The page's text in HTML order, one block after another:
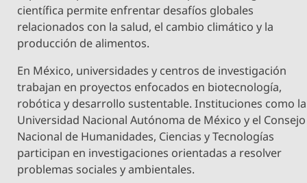
científica permite enfrentar desafíos globales
relacionados con la salud, el cambio climático y la
producción de alimentos.
En México, universidades y centros de investigación
trabajan en proyectos enfocados en biotecnología,
robótica y desarrollo sustentable. Instituciones como la
Universidad Nacional Autónoma de México y el Consejo
Nacional de Humanidades, Ciencias y Tecnologías
participan en investigaciones orientadas a resolver
problemas sociales y ambientales.